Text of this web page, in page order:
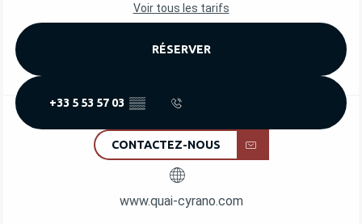
Voir tous les tarifs
RÉSERVER
+33 5 53 57 03 ▒▒
CONTACTEZ-NOUS
www.quai-cyrano.com